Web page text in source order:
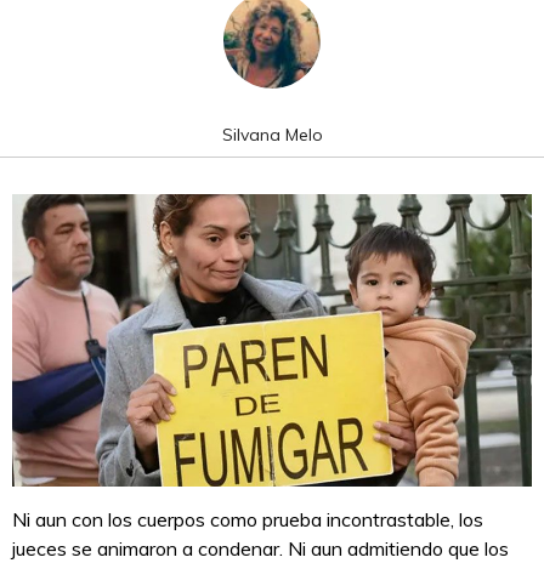
Silvana Melo
Ni aun con los cuerpos como prueba incontrastable, los
jueces se animaron a condenar. Ni aun admitiendo que los